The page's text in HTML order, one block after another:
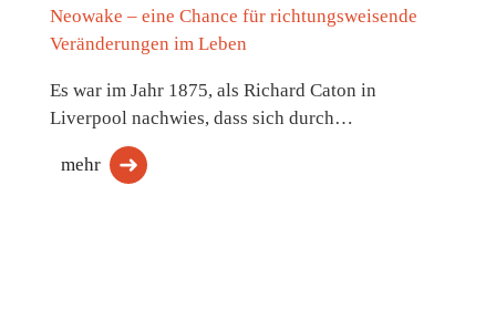
Neowake – eine Chance für richtungsweisende
Veränderungen im Leben
Es war im Jahr 1875, als Richard Caton in
Liverpool nachwies, dass sich durch…
mehr